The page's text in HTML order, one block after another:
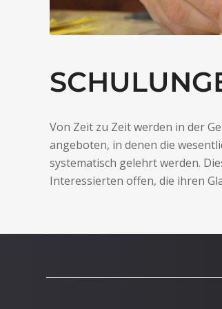
Von Zeit zu Zeit werden in der
angeboten, in denen die
systematisch gelehrt werden.
Interessierten offen, die ihren